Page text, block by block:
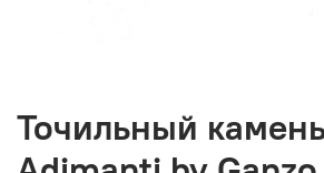
Точильный